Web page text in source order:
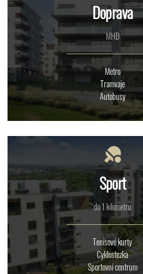
Doprava
MHD
Metro
Tramvaje
Autobusy
Sport
do 1 kilometru
Tenisové kurty
Cyklostezka
Sportovní centrum